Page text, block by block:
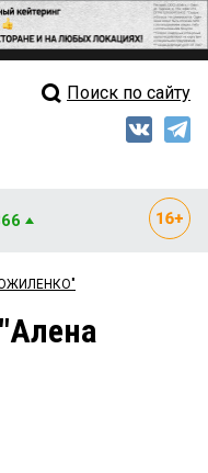
Свежий выпуск
Мнения
Рейтинги
Поиск по сайту